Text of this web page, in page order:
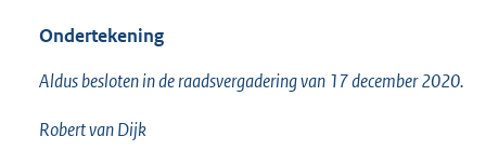
Ondertekening
Aldus besloten in de raadsvergadering van 17 december 2020.
Robert van Dijk